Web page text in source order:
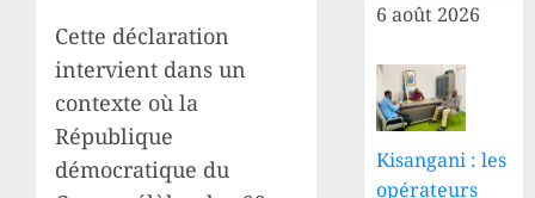
Cette déclaration
intervient dans un
contexte où la
République
démocratique du
6 août 2026
Kisangani : les
opérateurs